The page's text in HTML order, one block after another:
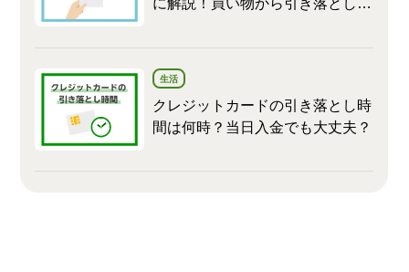
に解説！買い物から引き落としま
生活
クレジットカードの引き落とし時
間は何時？当日入金でも大丈夫？